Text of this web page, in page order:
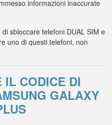
informazioni inaccurate
sbloccare telefoni DUAL SIM e
uno di questi telefoni, non
IL CODICE DI
GALAXY